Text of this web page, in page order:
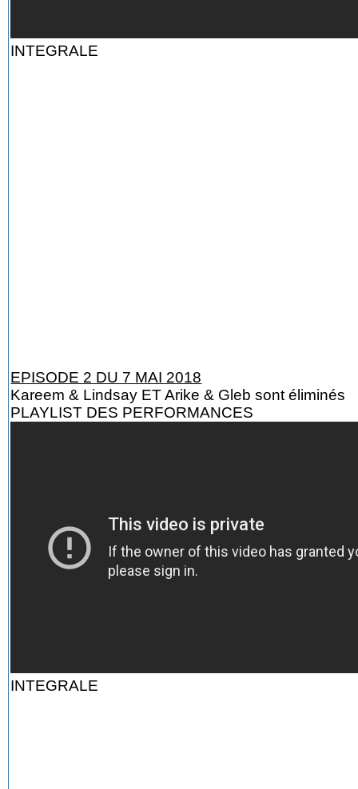
INTEGRALE
EPISODE 2 DU 7 MAI 2018
Kareem & Lindsay ET Arike & Gleb sont éliminés
PLAYLIST DES PERFORMANCES
INTEGRALE